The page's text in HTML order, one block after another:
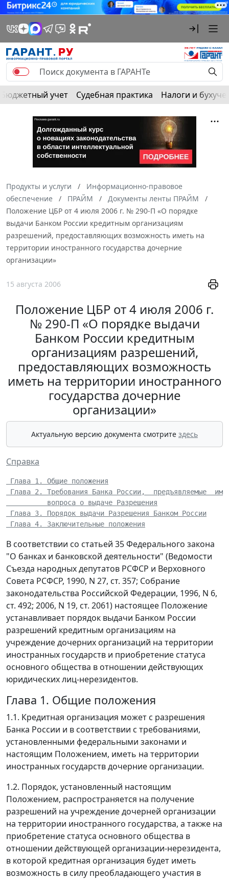
Бюджетный учет Судебная практика Налоги и
Продукты и услуги
Информационно-правовое
обеспечение
ПРАЙМ
Документы ленты ПРАЙМ
Положение ЦБР от 4 июля 2006 г. № 290-П «О порядке
выдачи Банком России кредитным организациям
разрешений, предоставляющих возможность иметь на
территории иностранного государства дочерние
организации»
15 августа 2006
Положение ЦБР от 4 июля 2006 г.
№ 290-П «О порядке выдачи
Банком России кредитным
организациям разрешений,
предоставляющих возможность
иметь на территории иностранного
государства дочерние
организации»
Актуальную версию документа смотрите здесь
Справка
Глава 1. Общие положения
Глава 2. Требования Банка России,  предъявляемые  им
Глава 3. Порядок выдачи Разрешения Банком России
Глава 4. Заключительные положения
В соответствии со статьей 35 Федерального закона
"О банках и банковской деятельности" (Ведомости
Съезда народных депутатов РСФСР и Верховного
Совета РСФСР, 1990, N 27, ст. 357; Собрание
законодательства Российской Федерации, 1996, N 6,
ст. 492; 2006, N 19, ст. 2061) настоящее Положение
устанавливает порядок выдачи Банком России
разрешений кредитным организациям на
учреждение дочерних организаций на территории
иностранных государств и приобретение статуса
основного общества в отношении действующих
юридических лиц-нерезидентов.
Глава 1. Общие положения
1.1. Кредитная организация может с разрешения
Банка России и в соответствии с требованиями,
установленными федеральными законами и
настоящим Положением, иметь на территории
иностранных государств дочерние организации.
1.2. Порядок, установленный настоящим
Положением, распространяется на получение
разрешений на учреждение дочерней организации
на территории иностранного государства, а также на
приобретение статуса основного общества в
отношении действующей организации-нерезидента,
в которой кредитная организация будет иметь
возможность в силу преобладающего участия в